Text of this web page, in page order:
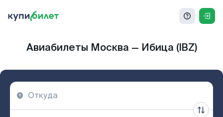
Авиабилеты Москва — Ибица (IBZ)